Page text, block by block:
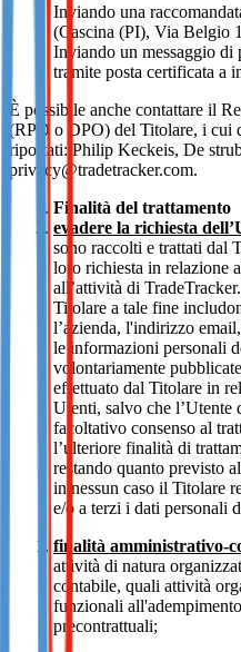
Inviando una
(Cascina (PI), Via Belgio
Inviando un messaggio di
tramite posta certificata a
È possibile anche contattare il
(RPD o DPO) del Titolare, i cui
riportati: Philip Keckeis, De
privacy@tradetracker.com.
Finalità del trattamento
evadere la richiesta
sono raccolti e trattati dal
loro richiesta in relazione
all’attività di
Titolare a tale fine
l’azienda, l'indirizzo
le informazioni personali
volontariamente
effettuato dal Titolare in
Utenti, salvo che l’Utente
facoltativo consenso al
l’ulteriore finalità di
restando quanto previsto
in nessun caso il Titolare
e/o a terzi i dati personali
finalità amministrativo-
attività di natura
contabile, quali attività
funzionali
precontrattuali;